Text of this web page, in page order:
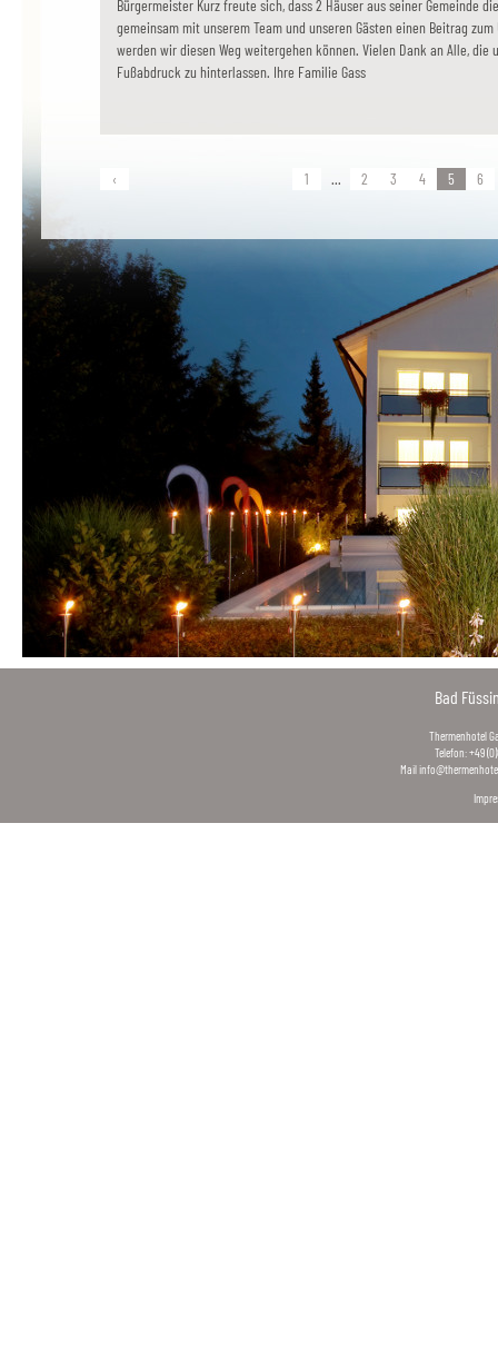
Bürgermeister Kurz freute sich, dass 2 Häuser aus seiner Gemeinde
gemeinsam mit unserem Team und unseren Gästen einen Beitrag
werden wir diesen Weg weitergehen können. Vielen Dank an Alle,
Fußabdruck zu hinterlassen. Ihre Familie Gass
‹ 1 ... 2 3 4 5 6
Bad
Thermenhotel
Telefon: +49
Mail